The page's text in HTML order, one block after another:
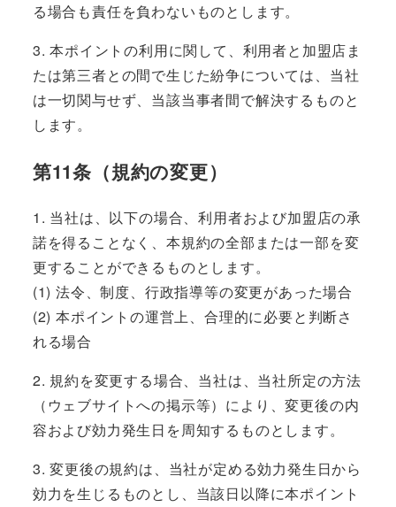
る場合も責任を負わないものとします。
3. 本ポイントの利用に関して、利用者と加盟店ま
たは第三者との間で生じた紛争については、当社
は一切関与せず、当該当事者間で解決するものと
します。
第11条（規約の変更）
1. 当社は、以下の場合、利用者および加盟店の承
諾を得ることなく、本規約の全部または一部を変
更することができるものとします。
(1) 法令、制度、行政指導等の変更があった場合
(2) 本ポイントの運営上、合理的に必要と判断さ
れる場合
2. 規約を変更する場合、当社は、当社所定の方法
（ウェブサイトへの掲示等）により、変更後の内
容および効力発生日を周知するものとします。
3. 変更後の規約は、当社が定める効力発生日から
効力を生じるものとし、当該日以降に本ポイント